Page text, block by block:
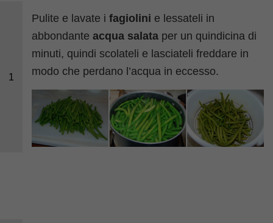
1
Pulite e lavate ifagiolini e lessateli in
abbondanteacqua salata per un quindicina di
minuti, quindi scolateli e lasciateli freddare in
modo che perdano l’acqua in eccesso.